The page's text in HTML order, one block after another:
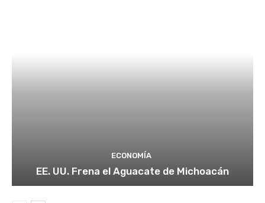
ECONOMÍA
EE. UU. Frena el Aguacate de Michoacán